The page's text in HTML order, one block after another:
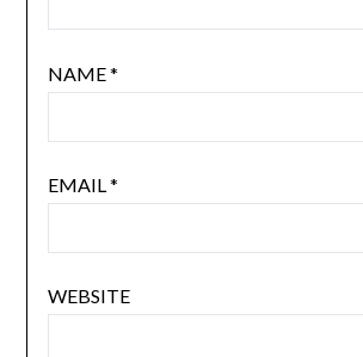
NAME*
EMAIL*
WEBSITE